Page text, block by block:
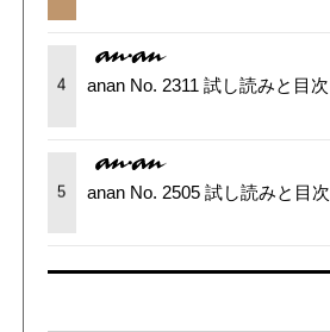
4 anan No. 2311 試し読みと目次
5 anan No. 2505 試し読みと目次